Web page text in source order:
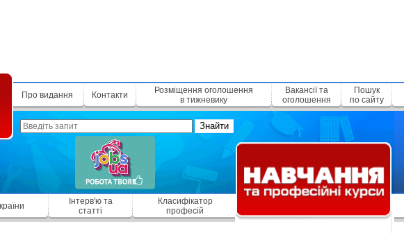
Знайти
Про видання Контакти
Розміщення оголошення
в тижневику
Вакансії та
оголошення
Пошук
по сайту
Інтерв'ю та
статті
Класифікатор
професій